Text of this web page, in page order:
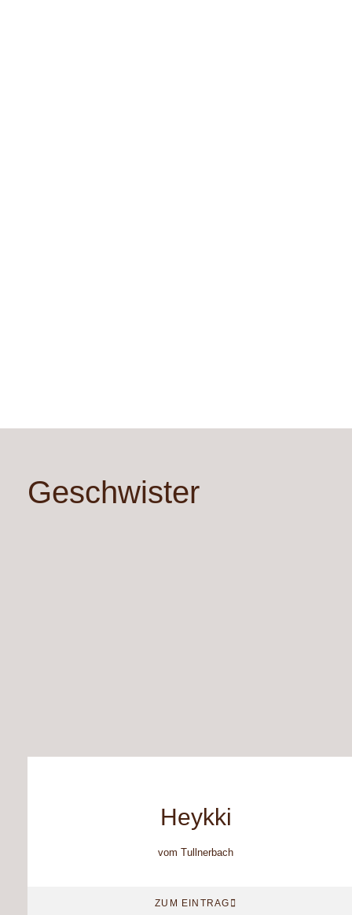
Geschwister
Heykki
vom Tullnerbach
ZUM EINTRAG